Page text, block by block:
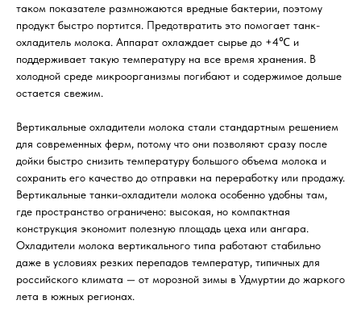
таком показателе размножаются вредные бактерии, поэтому
продукт быстро портится. Предотвратить это помогает танк-
охладитель молока. Аппарат охлаждает сырье до +4℃ и
поддерживает такую температуру на все время хранения. В
холодной среде микроорганизмы погибают и содержимое дольше
остается свежим.
Вертикальные охладители молока стали стандартным решением
для современных ферм, потому что они позволяют сразу после
дойки быстро снизить температуру большого объема молока и
сохранить его качество до отправки на переработку или продажу.
Вертикальные танки-охладители молока особенно удобны там,
где пространство ограничено: высокая, но компактная
конструкция экономит полезную площадь цеха или ангара.
Охладители молока вертикального типа работают стабильно
даже в условиях резких перепадов температур, типичных для
российского климата — от морозной зимы в Удмуртии до жаркого
лета в южных регионах.